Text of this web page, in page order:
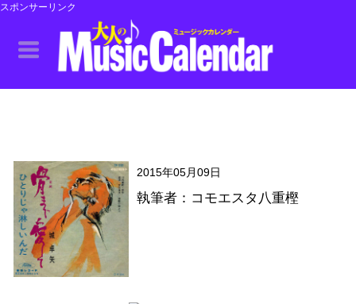
スポンサーリンク
2015年05月09日
執筆者：コモエスタ八重樫